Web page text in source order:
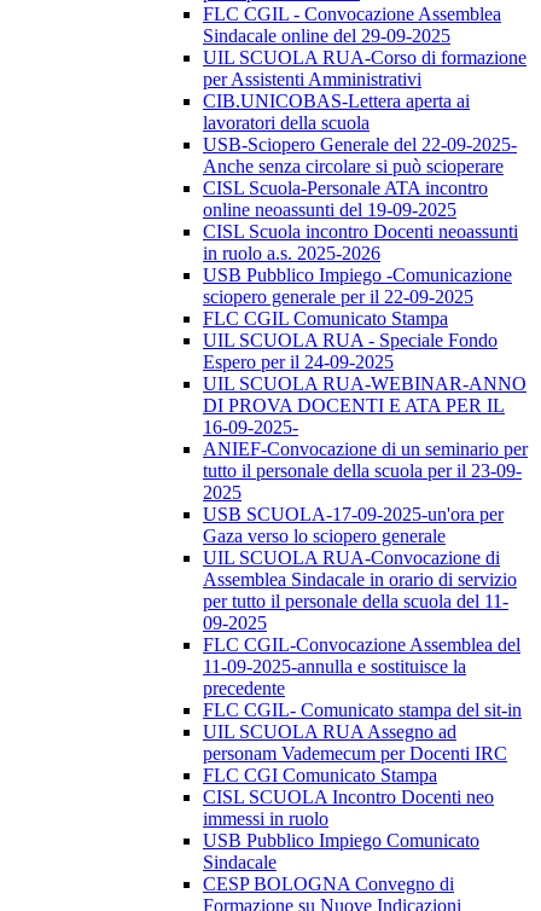
FLC CGIL - Convocazione Assemblea
Sindacale online del 29-09-2025
UIL SCUOLA RUA-Corso di formazione
per Assistenti Amministrativi
CIB.UNICOBAS-Lettera aperta ai
lavoratori della scuola
USB-Sciopero Generale del 22-09-2025-
Anche senza circolare si può scioperare
CISL Scuola-Personale ATA incontro
online neoassunti del 19-09-2025
CISL Scuola incontro Docenti neoassunti
in ruolo a.s. 2025-2026
USB Pubblico Impiego -Comunicazione
sciopero generale per il 22-09-2025
FLC CGIL Comunicato Stampa
UIL SCUOLA RUA - Speciale Fondo
Espero per il 24-09-2025
UIL SCUOLA RUA-WEBINAR-ANNO
DI PROVA DOCENTI E ATA PER IL
16-09-2025-
ANIEF-Convocazione di un seminario per
tutto il personale della scuola per il 23-09-
2025
USB SCUOLA-17-09-2025-un'ora per
Gaza verso lo sciopero generale
UIL SCUOLA RUA-Convocazione di
Assemblea Sindacale in orario di servizio
per tutto il personale della scuola del 11-
09-2025
FLC CGIL-Convocazione Assemblea del
11-09-2025-annulla e sostituisce la
precedente
FLC CGIL- Comunicato stampa del sit-in
UIL SCUOLA RUA Assegno ad
personam Vademecum per Docenti IRC
FLC CGI Comunicato Stampa
CISL SCUOLA Incontro Docenti neo
immessi in ruolo
USB Pubblico Impiego Comunicato
Sindacale
CESP BOLOGNA Convegno di
Formazione su Nuove Indicazioni